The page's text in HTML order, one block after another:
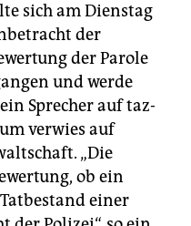
sich am Dienstag
der
der Parole
und werde
Sprecher auf taz-
verwies auf
„Die
ob ein
einer